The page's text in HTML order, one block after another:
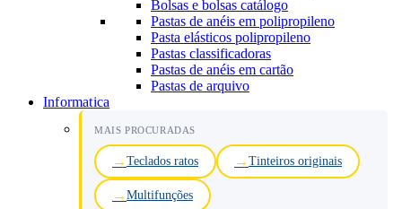
Bolsas e bolsas catálogo
Pastas de anéis em polipropileno
Pasta elásticos polipropileno
Pastas classificadoras
Pastas de anéis em cartão
Pastas de arquivo
Informatica
MAIS PROCURADAS
Teclados ratos Tinteiros originais
Multifunções